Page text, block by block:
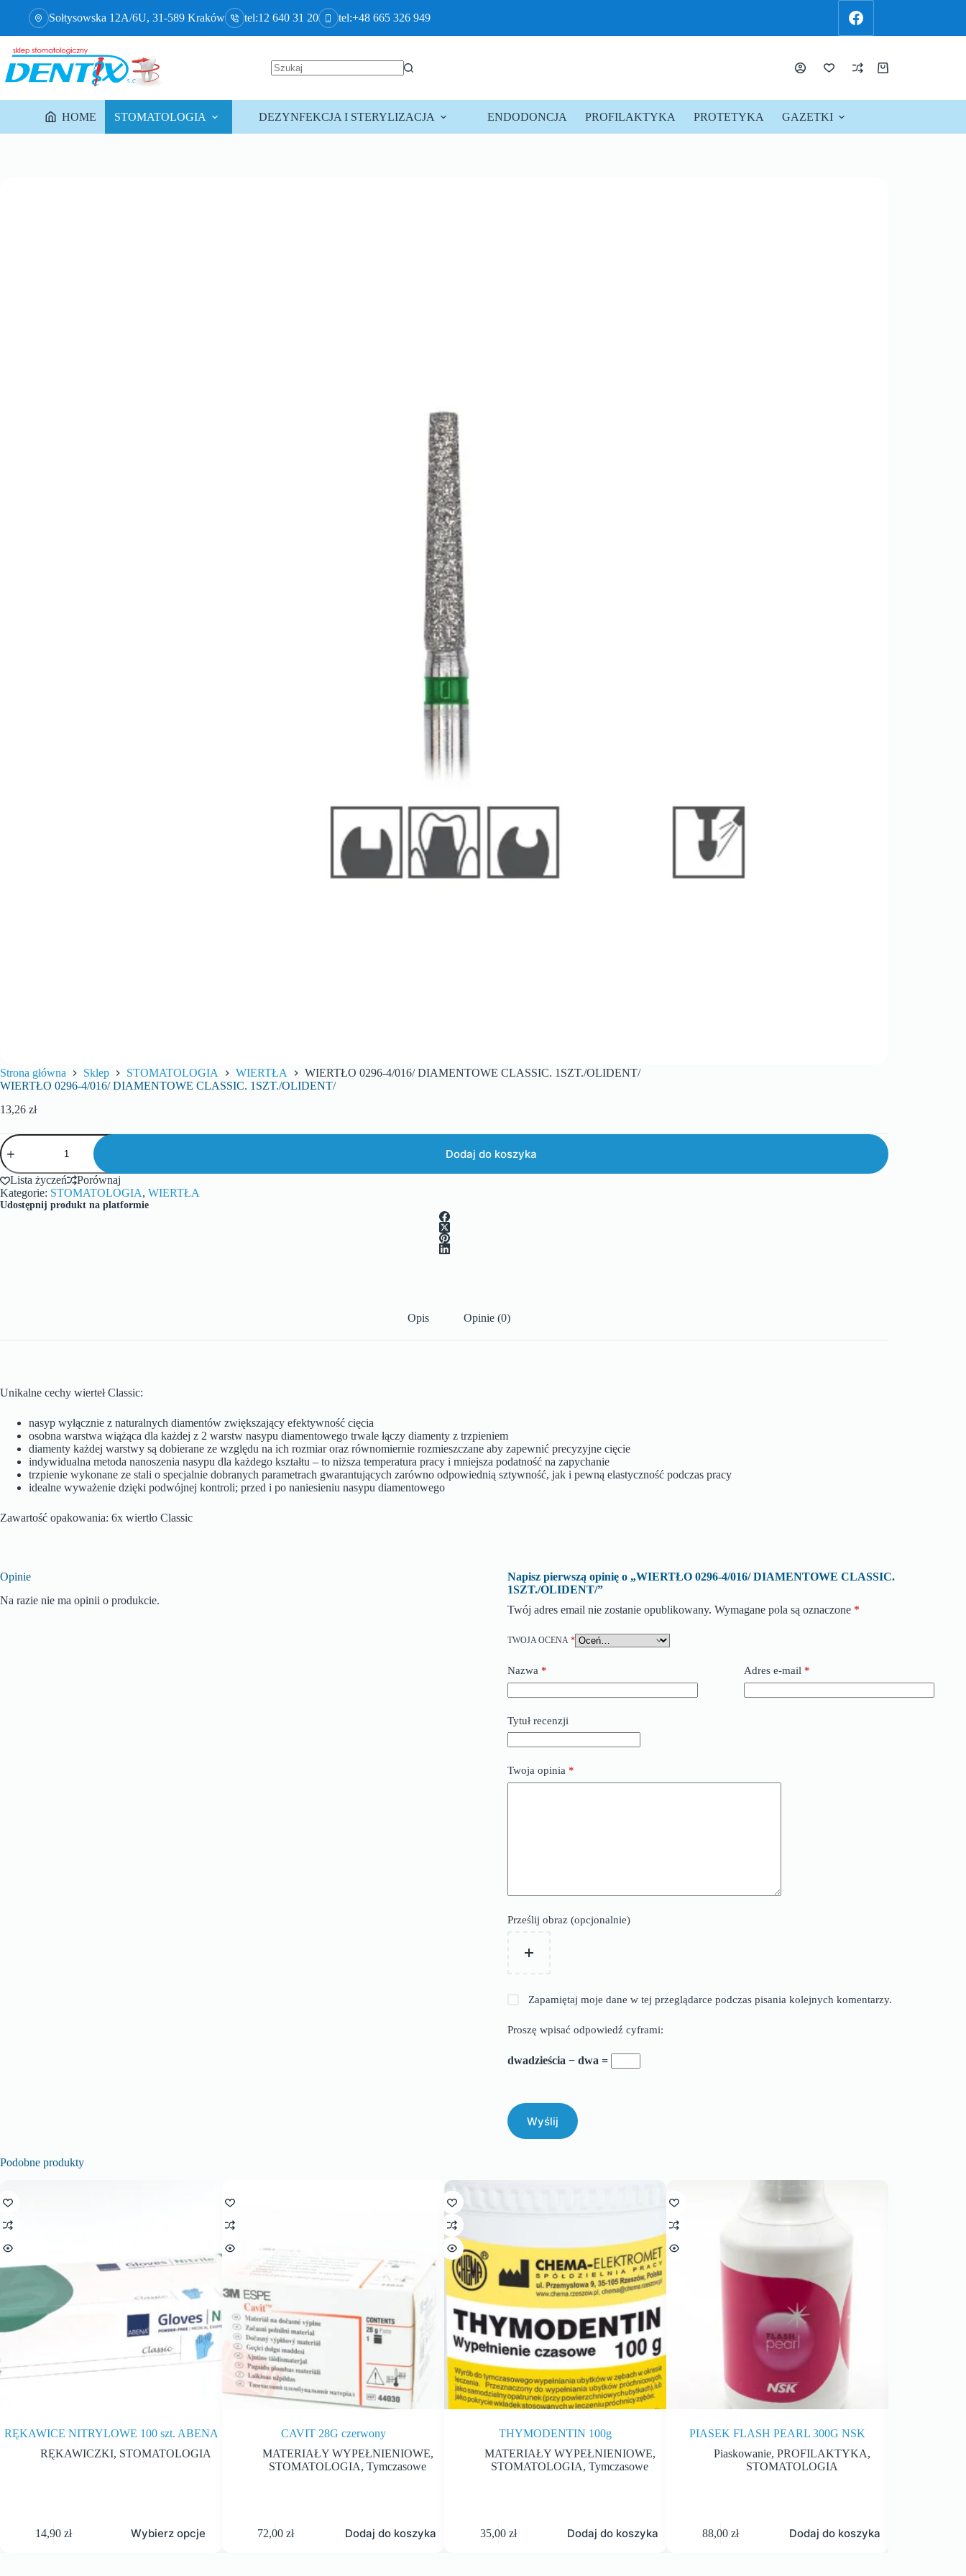
Sołtysowska 12A/6U, 31-589 Kraków tel:12 640 31 20 tel:+48 665 326 949
HOME STOMATOLOGIA DEZYNFEKCJA I STERYLIZACJA ENDODONCJA PROFILAKTYKA PROTETYKA GAZETKI
Strona główna Sklep STOMATOLOGIA WIERTŁA
WIERTŁO 0296-4/016/ DIAMENTOWE CLASSIC. 1SZT./OLIDENT/
WIERTŁO 0296-4/016/ DIAMENTOWE CLASSIC. 1SZT./OLIDENT/
13,26 zł
Dodaj do koszyka
Lista życzeń
Porównaj
Kategorie: STOMATOLOGIA, WIERTŁA
Udostępnij produkt na platformie
Opis Opinie (0)
Unikalne cechy wierteł Classic:
nasyp wyłącznie z naturalnych diamentów zwiększający efektywność cięcia
osobna warstwa wiążąca dla każdej z 2 warstw nasypu diamentowego trwale łączy diamenty z trzpieniem
diamenty każdej warstwy są dobierane ze względu na ich rozmiar oraz równomiernie rozmieszczane aby zapewnić precyzyjne cięcie
indywidualna metoda nanoszenia nasypu dla każdego kształtu – to niższa temperatura pracy i mniejsza podatność na zapychanie
trzpienie wykonane ze stali o specjalnie dobranych parametrach gwarantujących zarówno odpowiednią sztywność, jak i pewną elastyczność podczas pracy
idealne wyważenie dzięki podwójnej kontroli; przed i po naniesieniu nasypu diamentowego
Zawartość opakowania: 6x wiertło Classic
Opinie
Na razie nie ma opinii o produkcie.
Napisz pierwszą opinię o „WIERTŁO 0296-4/016/ DIAMENTOWE CLASSIC.
1SZT./OLIDENT/”
Twój adres email nie zostanie opublikowany. Wymagane pola są oznaczone *
TWOJA OCENA *
Nazwa * Adres e-mail *
Tytuł recenzji
Twoja opinia *
Prześlij obraz (opcjonalnie)
Zapamiętaj moje dane w tej przeglądarce podczas pisania kolejnych komentarzy.
Proszę wpisać odpowiedź cyframi:
dwadzieścia − dwa =
Wyślij
Podobne produkty
RĘKAWICE NITRYLOWE 100 szt. ABENA
RĘKAWICZKI, STOMATOLOGIA
14,90zł Wybierz opcje
CAVIT 28G czerwony
MATERIAŁY WYPEŁNIENIOWE,
STOMATOLOGIA,Tymczasowe
72,00zł Dodaj do koszyka
THYMODENTIN 100g
MATERIAŁY WYPEŁNIENIOWE,
STOMATOLOGIA,Tymczasowe
35,00 zł Dodaj do koszyka
PIASEK FLASH PEARL 300G NSK
Piaskowanie, PROFILAKTYKA,
STOMATOLOGIA
88,00 zł Dodaj do koszyka